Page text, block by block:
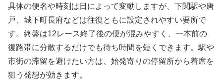
具体の便名や時刻は日によって変動しますが、下関駅や唐
戸、城下町長府などは往復ともに設定されやすい要所で
す。終盤は12レース終了後の便が混みやすく、一本前の
復路帯に分散するだけでも待ち時間を短くできます。駅や
市街の滞留を避けたい方は、始発寄りの停留所から着席を
狙う発想が効きます。